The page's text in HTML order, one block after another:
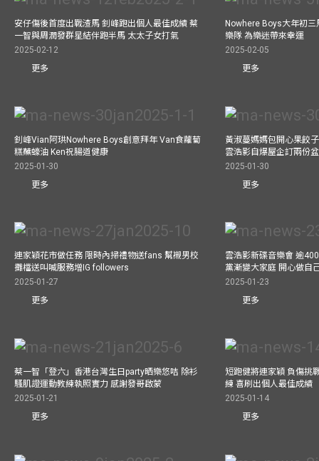
安仔傷後首度出戰渣馬 釗峰跑出個人最佳成績 蔡
一智與周潤發群星結伴跑半馬 太太子女打氣
2025-02-12
更多
Nowhere Boys大年初
樂隊 為樂迷帶來幸運
2025-02-05
更多
釗峰Vian阿珙Nowhere Boys創意拜年 Van食蘿蔔
糕蘸蠔油 Ken祝腸道健康
2025-01-30
更多
黃淑蔓媽媽包開心果餃
雲浩影自爆屋企訂兩份
2025-01-30
更多
連家穎花市做任務 限時內掃禮物送fans 幫襯男校
攤檔送叫喊服務增IG followers
2025-01-27
更多
雲浩影新碟音樂會 逾
黨漸變大家庭 開心做自
2025-01-23
更多
蔡一智「登六」香港台灣生日party晒樂悠咭 除衫
騷肌證運動教練執照實力 感謝發哥啟蒙
2025-01-21
更多
短跑健將連家穎 負傷挑
練 喜刷出個人最佳成績
2025-01-14
更多